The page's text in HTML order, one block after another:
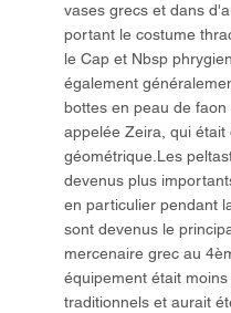
vases grecs et dans
portant le costume
le Cap et Nbsp
également
bottes en peau de
appelée Zeira, qui
géométrique.Les
devenus plus
en particulier pendant
sont devenus le
mercenaire grec au
équipement était
traditionnels et aurait